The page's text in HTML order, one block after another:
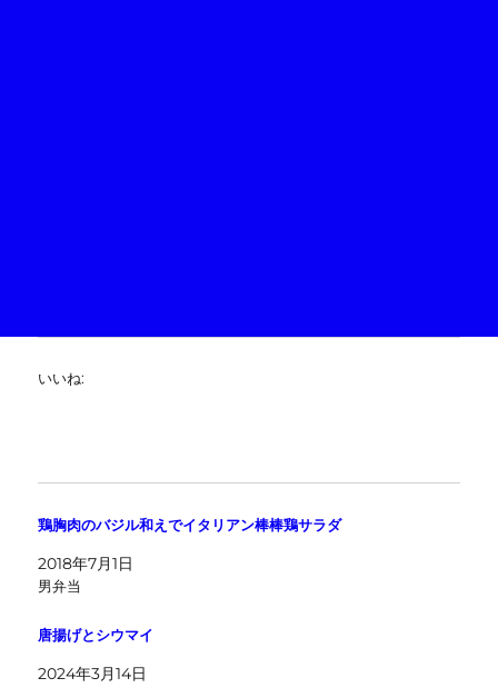
いいね:
鶏胸肉のバジル和えでイタリアン棒棒鶏サラダ
2018年7月1日
男弁当
唐揚げとシウマイ
2024年3月14日